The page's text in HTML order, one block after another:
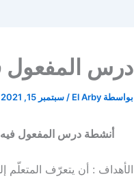
درس المفعول
بواسطة El Arby
/ سبتمبر 15, 2021
أنشطة درس المفعول فيه
الأهداف : أن يتعرّف المتعلّم